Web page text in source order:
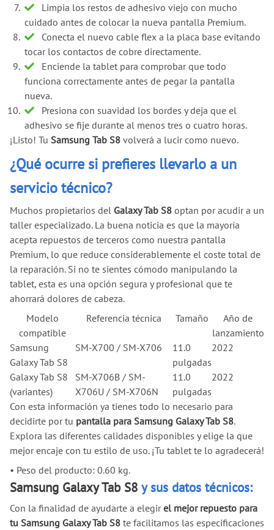
Limpia los restos de adhesivo viejo con mucho
cuidado antes de colocar la nueva pantalla Premium.
Conecta el nuevo cable flex a la placa base evitando
tocar los contactos de cobre directamente.
Enciende la tablet para comprobar que todo
funciona correctamente antes de pegar la pantalla
nueva.
Presiona con suavidad los bordes y deja que el
adhesivo se fije durante al menos tres o cuatro horas.
¡Listo! Tu Samsung Tab S8 volverá a lucir como nuevo.
¿Qué ocurre si prefieres llevarlo a un
servicio técnico?
Muchos propietarios del Galaxy Tab S8 optan por acudir a un
taller especializado. La buena noticia es que la mayoría
acepta repuestos de terceros como nuestra pantalla
Premium, lo que reduce considerablemente el coste total de
la reparación. Si no te sientes cómodo manipulando la
tablet, esta es una opción segura y profesional que te
ahorrará dolores de cabeza.
Modelo
compatible
Referencia técnica Tamaño
Año de
lanzamiento
Samsung
Galaxy Tab S8
SM-X700 / SM-X706
11.0
pulgadas
2022
Galaxy Tab S8
(variantes)
SM-X706B / SM-
X706U / SM-X706N
11.0
pulgadas
2022
Con esta información ya tienes todo lo necesario para
decidirte por tu pantalla para Samsung Galaxy Tab S8.
Explora las diferentes calidades disponibles y elige la que
mejor encaje con tu estilo de uso. ¡Tu tablet te lo agradecerá!
• Peso del producto: 0.60 kg.
Samsung Galaxy Tab S8 y sus datos técnicos:
Con la finalidad de ayudarte a elegirel mejor repuesto para
tu Samsung Galaxy Tab S8 te facilitamos las especificaciones